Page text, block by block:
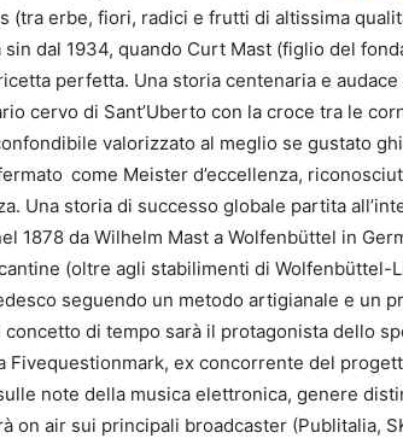
(tra erbe, fiori, radici e frutti di altissima
sin dal 1934, quando Curt Mast (figlio del
perfetta. Una storia centenaria e
cervo di Sant’Uberto con la croce tra le
valorizzato al meglio se gustato
come Meister d’eccellenza,
Una storia di successo globale partita
1878 da Wilhelm Mast a Wolfenbüttel in
(oltre agli stabilimenti di Wolfenbüttel-
seguendo un metodo artigianale e un
di tempo sarà il protagonista dello
Fivequestionmark, ex concorrente del
note della musica elettronica, genere
on air sui principali broadcaster (Publitalia,